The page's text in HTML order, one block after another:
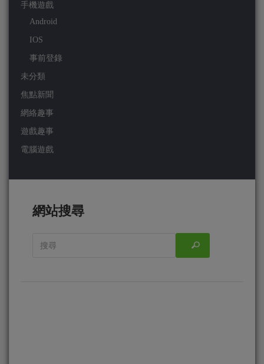
手機遊戲
Android
IOS
事前登錄
未分類
焦點新聞
網絡趣事
遊戲趣事
電腦遊戲
網站搜尋